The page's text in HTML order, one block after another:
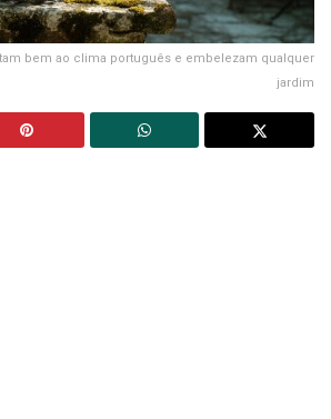
bem ao clima português e embelezam qualquer
jardim